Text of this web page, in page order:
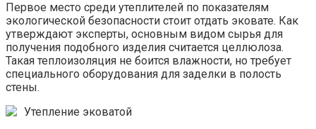
Первое место среди утеплителей по показателям
экологической безопасности стоит отдать эковате. Как
утверждают эксперты, основным видом сырья для
получения подобного изделия считается целлюлоза.
Такая теплоизоляция не боится влажности, но требует
специального оборудования для заделки в полость
стены.
Утепление эковатой